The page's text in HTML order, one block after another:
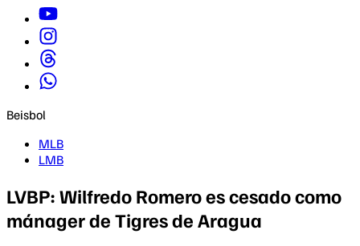
Beisbol
MLB
LMB
LVBP: Wilfredo Romero es cesado como
mánager de Tigres de Aragua